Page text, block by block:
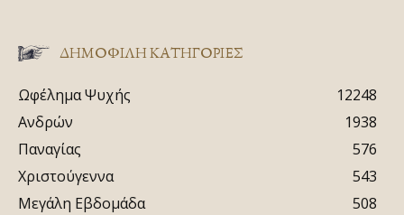
ΔΗΜΟΦΙΛΗ ΚΑΤΗΓΟΡΙΕΣ
Ωφέλημα Ψυχής
12248
Ανδρών
1938
Παναγίας
576
Χριστούγεννα
543
Μεγάλη Εβδομάδα
508